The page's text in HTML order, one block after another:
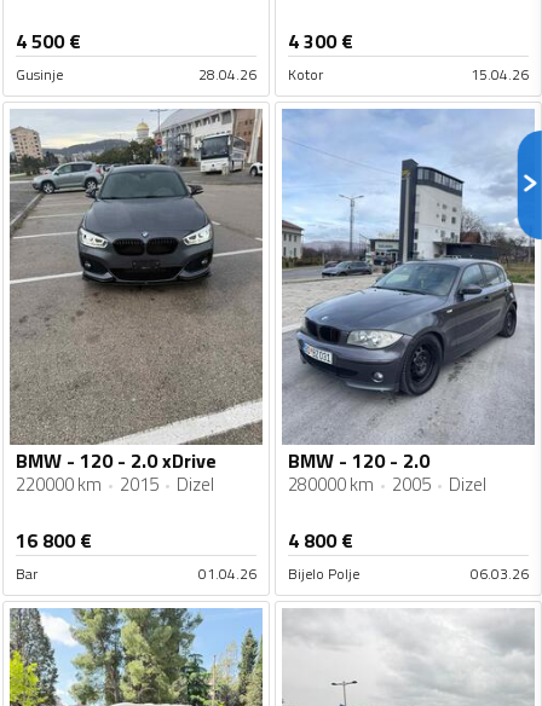
4 500€
Gusinje 28.04.26
4 300€
Kotor 15.04.26
BMW - 120 - 2.0 xDrive
220000 km 2015 Dizel
16 800€
Bar 01.04.26
BMW - 120 - 2.0
280000 km 2005 Dizel
4 800€
Bijelo Polje 06.03.26